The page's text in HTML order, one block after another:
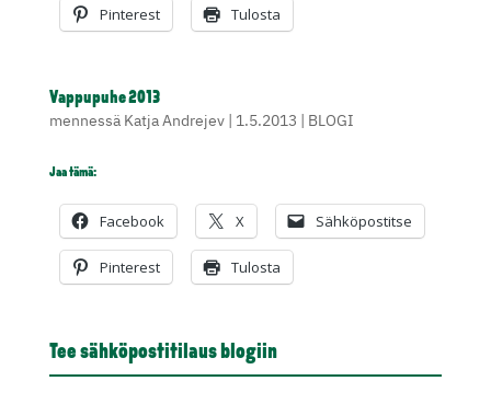
Pinterest Tulosta
Vappupuhe 2013
mennessä Katja Andrejev| 1.5.2013 | BLOGI
Jaa tämä:
Facebook X Sähköpostitse
Pinterest Tulosta
Tee sähköpostitilaus blogiin